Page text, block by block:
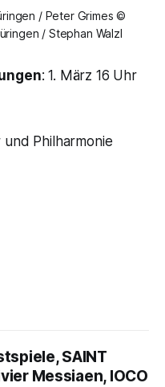
/ Peter Grimes ©
/ Stephan Walzl
: 1. März 16 Uhr
Philharmonie
SAINT
Messiaen, IOCO